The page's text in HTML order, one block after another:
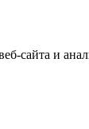
сайта и